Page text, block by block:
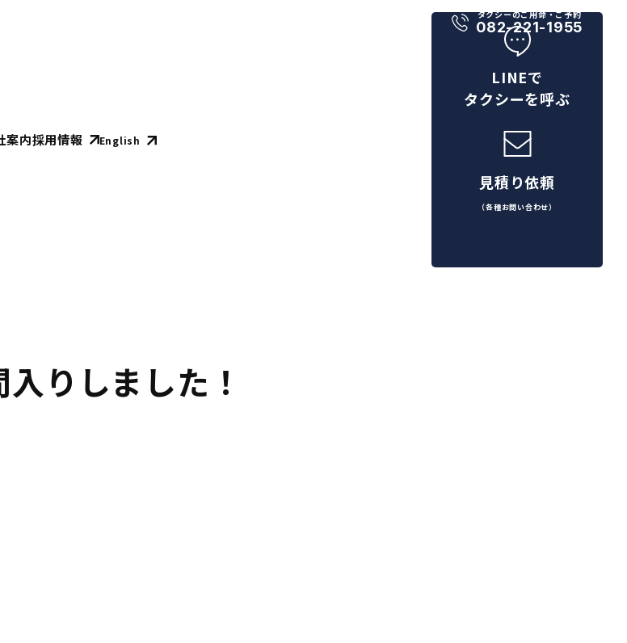
案内採用情報 English
タクシーのご用命・ご予約
082-221-1955
LINEで
タクシーを呼ぶ
見積り依頼
（各種お問い合わせ）
りしました！